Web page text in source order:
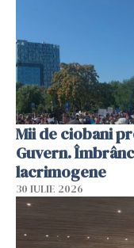
Mii de ciobani
Guvern.
lacrimogene
30 IULIE 2026